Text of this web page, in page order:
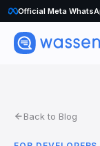
Official Meta
Back to Blog